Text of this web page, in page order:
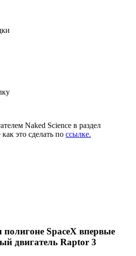
Naked Science в раздел
это сделать по ссылке.
SpaceX впервые
двигатель Raptor 3